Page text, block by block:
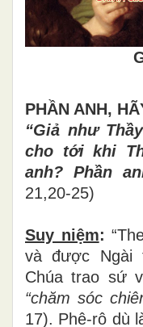
PHẦN ANH,
“Giả như
cho tới khi
anh? Phần
21,20-25)
Suy niệm:
và được Ngài
Chúa trao sứ
“chăm sóc
17). Phê-rô dù